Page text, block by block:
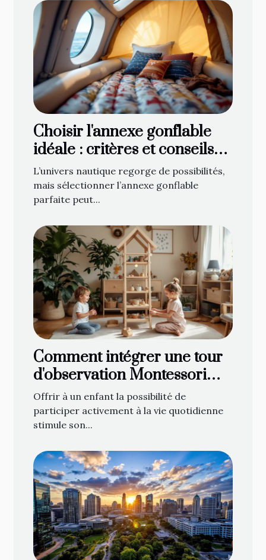
Choisir l'annexe gonflable
idéale : critères et conseils
d'achat
L’univers nautique regorge de possibilités,
mais sélectionner l’annexe gonflable
parfaite peut...
Comment intégrer une tour
d'observation Montessori
dans votre foyer
Offrir à un enfant la possibilité de
participer activement à la vie quotidienne
stimule son...